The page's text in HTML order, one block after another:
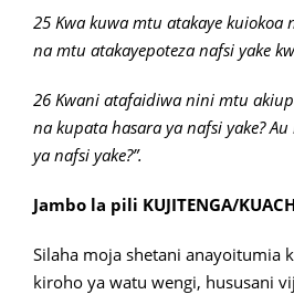
25 Kwa kuwa mtu atakaye kuiokoa
na mtu atakayepoteza nafsi yake
26 Kwani atafaidiwa nini mtu
na kupata hasara ya nafsi yake?
ya nafsi yake?”.
Jambo la pili KUJITENGA/
Silaha moja shetani anayoitumia
kiroho ya watu wengi, hususani